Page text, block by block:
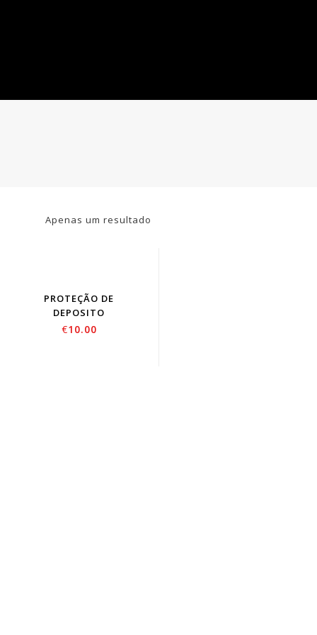
Apenas um resultado
PROTEÇÃO DE
DEPOSITO
€10.00